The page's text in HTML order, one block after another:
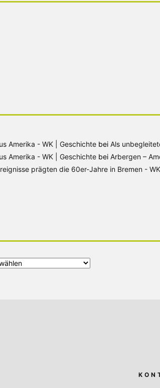
Amerika - WK | Geschichte bei Als
Amerika - WK | Geschichte bei Arbergen –
prägten die 60er-Jahre in Bremen -